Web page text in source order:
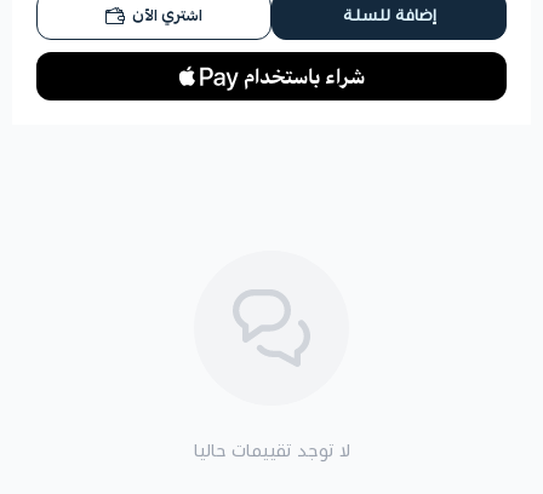
إضافة للسلة اشتري الآن
لا توجد تقييمات حاليا